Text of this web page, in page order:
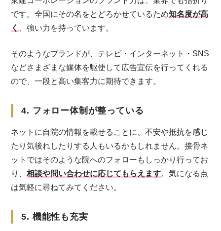
です。全国にその名をとどろかせているため知名度が高
く
、強い力を持っています。
そのようなブランドが、テレビ・インターネット・SNS
などさまざまな媒体を駆使して広告宣伝を行ってくれる
ので、一段と高い集客力に期待できます。
4. フォロー体制が整っている
ネットに自院の情報を載せることに、不安や抵抗を感じ
たり気後れしたりする人もいるかもしれません。接骨ネ
ットではそのような院へのフォローもしっかり行ってお
り、相談や問い合わせに応じてもらえます。気になる点
は気軽に尋ねてみてください。
5. 機能性も充実